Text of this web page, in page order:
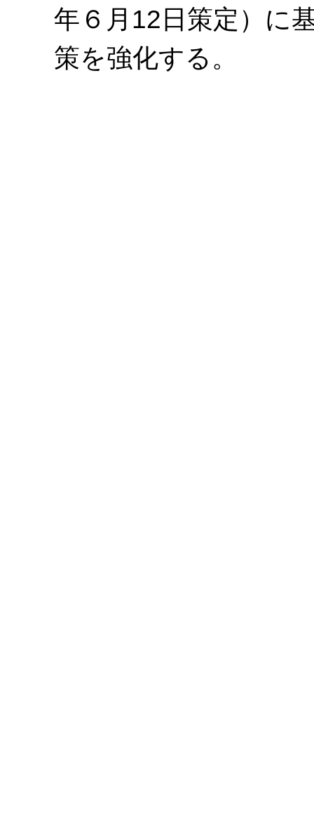
年６月12日策定）に
策を強化する。